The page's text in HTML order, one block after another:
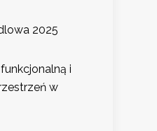
2025
i
w